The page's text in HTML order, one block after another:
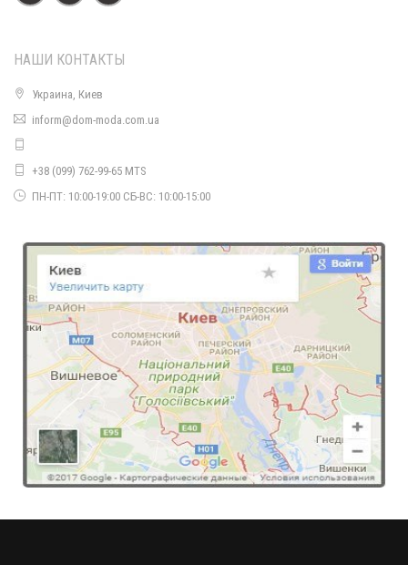
Женское платье спортивного стиля норма и батал
540.00грн.
НАШИ КОНТАКТЫ
Украина, Киев
inform@dom-moda.com.ua
+38 (099) 762-99-65 MTS
ПН-ПТ: 10:00-19:00 СБ-ВС: 10:00-15:00